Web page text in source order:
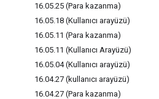
16.05.25 (Para kazanma)
16.05.18 (Kullanıcı arayüzü)
16.05.11 (Para kazanma)
16.05.11 (Kullanıcı Arayüzü)
16.05.04 (Kullanıcı arayüzü)
16.04.27 (kullanıcı arayüzü)
16.04.27 (Para kazanma)